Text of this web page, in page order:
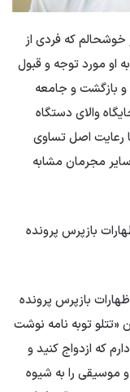
خوشحالم که فردی از
او مورد توجه و قبول
بازگشت و جامعه
والای دستگاه
رعایت اصل تساوی
مجرمان مشابه
بازپرس پرونده
بازپرس پرونده
«تتلو توبه نامه نوشت
که ازدواج کنید و
موسیقی را به شیوه